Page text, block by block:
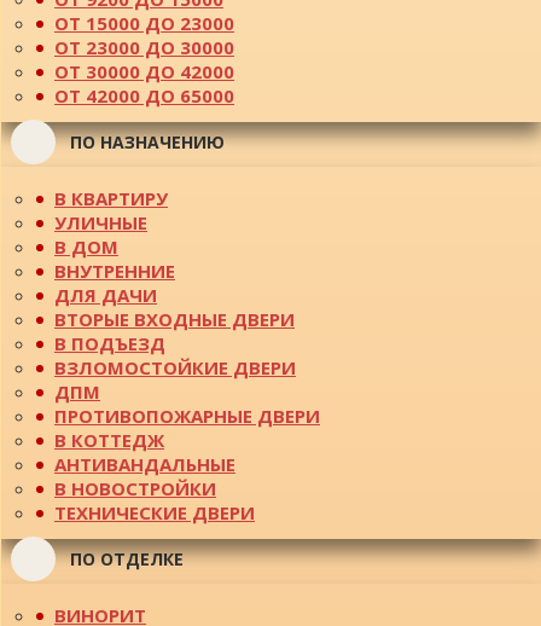
ОТ 15000 ДО 23000
ОТ 23000 ДО 30000
ОТ 30000 ДО 42000
ОТ 42000 ДО 65000
ПО НАЗНАЧЕНИЮ
В КВАРТИРУ
УЛИЧНЫЕ
В ДОМ
ВНУТРЕННИЕ
ДЛЯ ДАЧИ
ВТОРЫЕ ВХОДНЫЕ ДВЕРИ
В ПОДЪЕЗД
ВЗЛОМОСТОЙКИЕ ДВЕРИ
ДПМ
ПРОТИВОПОЖАРНЫЕ ДВЕРИ
В КОТТЕДЖ
АНТИВАНДАЛЬНЫЕ
В НОВОСТРОЙКИ
ТЕХНИЧЕСКИЕ ДВЕРИ
ПО ОТДЕЛКЕ
ВИНОРИТ